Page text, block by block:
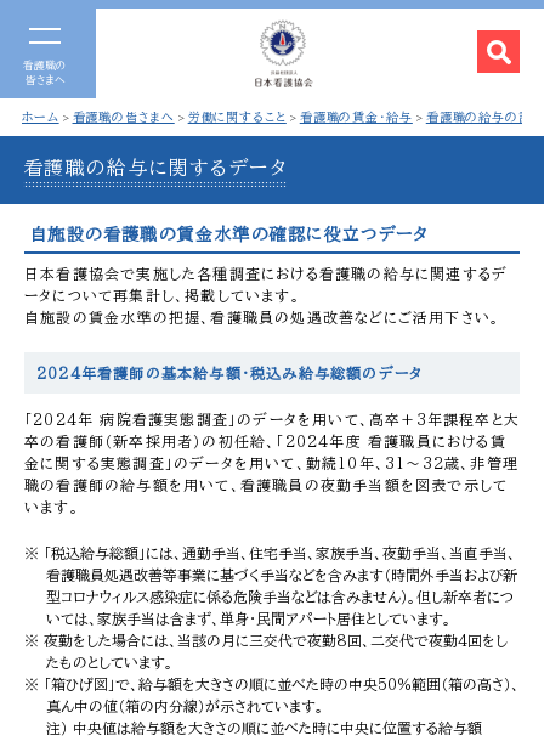
看護職の
皆さまへ
ホーム 看護職の皆さまへ 労働に関すること 看護職の賃金・給与 看護職の給与の調査
看護職の給与に関するデータ
自施設の看護職の賃金水準の確認に役立つデータ
日本看護協会で実施した各種調査における看護職の給与に関連するデ
ータについて再集計し、掲載しています。
自施設の賃金水準の把握、看護職員の処遇改善などにご活用下さい。
2024年看護師の基本給与額・税込み給与総額のデータ
「2024年 病院看護実態調査」のデータを用いて、高卒+3年課程卒と大
卒の看護師（新卒採用者）の初任給、「2024年度 看護職員における賃
金に関する実態調査」のデータを用いて、勤続10年、31〜32歳、非管理
職の看護師の給与額を用いて、看護職員の夜勤手当額を図表で示して
います。
「税込給与総額」には、通勤手当、住宅手当、家族手当、夜勤手当、当直手当、
看護職員処遇改善等事業に基づく手当などを含みます（時間外手当および新
型コロナウィルス感染症に係る危険手当などは含みません）。但し新卒者につ
いては、家族手当は含まず、単身・民間アパート居住としています。
夜勤をした場合には、当該の月に三交代で夜勤8回、二交代で夜勤4回をし
たものとしています。
「箱ひげ図」で、給与額を大きさの順に並べた時の中央50％範囲（箱の高さ）、
真ん中の値（箱の内分線）が示されています。
注） 中央値は給与額を大きさの順に並べた時に中央に位置する給与額